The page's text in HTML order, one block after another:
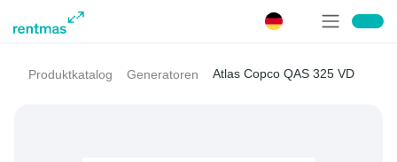
Produktkatalog Generatoren Atlas Copco QAS 325 VD